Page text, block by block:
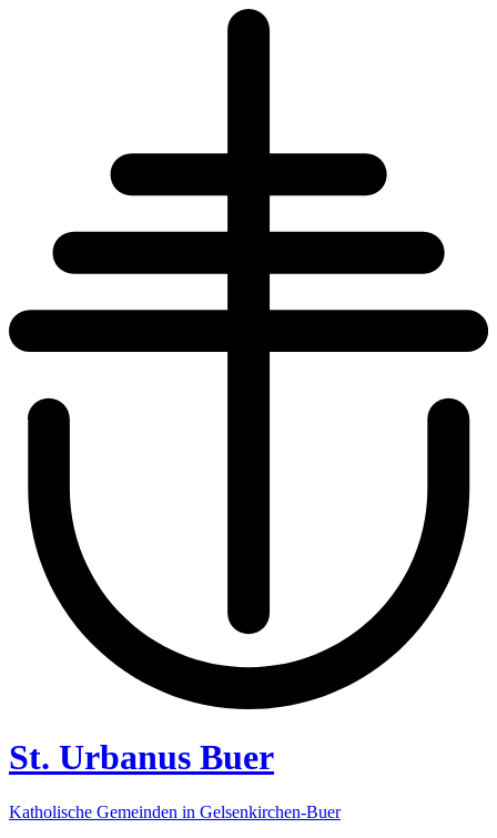
St. Urbanus Buer
Katholische Gemeinden in Gelsenkirchen-Buer